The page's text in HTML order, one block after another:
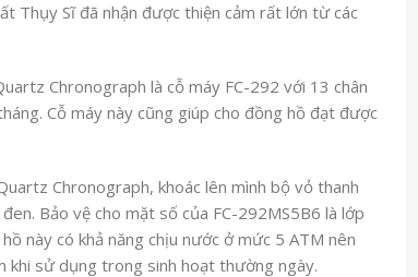
Thụy Sĩ đã nhận được thiện cảm rất lớn từ các
Chronograph là cỗ máy FC-292 với 13 chân
Cỗ máy này cũng giúp cho đồng hồ đạt được
Chronograph, khoác lên mình bộ vỏ thanh
Bảo vệ cho mặt số của FC-292MS5B6 là lớp
này có khả năng chịu nước ở mức 5 ATM nên
khi sử dụng trong sinh hoạt thường ngày.